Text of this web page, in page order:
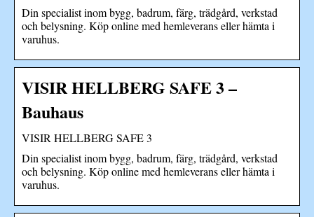
Din specialist inom bygg, badrum, färg, trädgård, verkstad
och belysning. Köp online med hemleverans eller hämta i
varuhus.
VISIR HELLBERG SAFE 3 –
Bauhaus
VISIR HELLBERG SAFE 3
Din specialist inom bygg, badrum, färg, trädgård, verkstad
och belysning. Köp online med hemleverans eller hämta i
varuhus.